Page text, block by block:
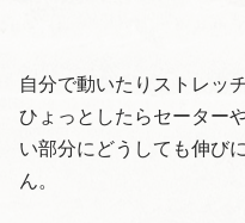
自分で動いたりストレッ
ひょっとしたらセーター
い部分にどうしても伸び
ん。